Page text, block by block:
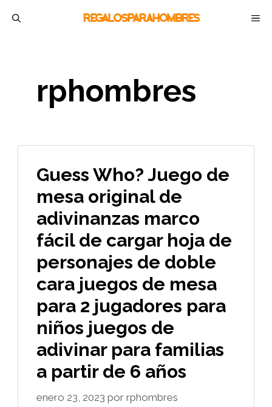
rphombres
Guess Who? Juego de
mesa original de
adivinanzas marco
fácil de cargar hoja de
personajes de doble
cara juegos de mesa
para 2 jugadores para
niños juegos de
adivinar para familias
a partir de 6 años
enero 23, 2023 por rphombres